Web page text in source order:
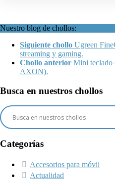
Nuestro blog de chollos:
Siguiente chollo Ugreen
streaming y gaming.
Chollo anterior Mini teclado
AXON).
Busca en nuestros chollos
Categorías
Accesorios para móvil
Actualidad